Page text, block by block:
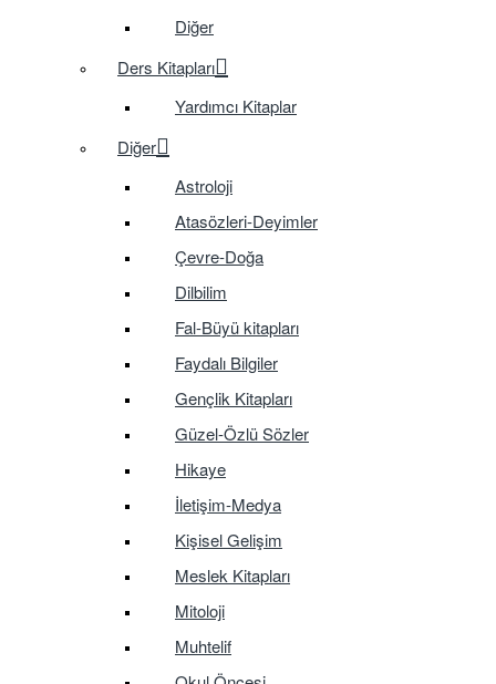
Diğer
Ders Kitapları
Yardımcı Kitaplar
Diğer
Astroloji
Atasözleri-Deyimler
Çevre-Doğa
Dilbilim
Fal-Büyü kitapları
Faydalı Bilgiler
Gençlik Kitapları
Güzel-Özlü Sözler
Hikaye
İletişim-Medya
Kişisel Gelişim
Meslek Kitapları
Mitoloji
Muhtelif